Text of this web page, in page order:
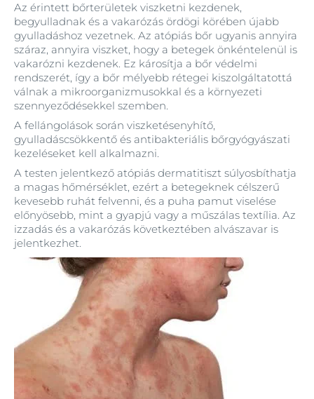
Az érintett bőrterületek viszketni kezdenek,
begyulladnak és a vakarózás ördögi körében újabb
gyulladáshoz vezetnek. Az atópiás bőr ugyanis annyira
száraz, annyira viszket, hogy a betegek önkéntelenül is
vakarózni kezdenek. Ez károsítja a bőr védelmi
rendszerét, így a bőr mélyebb rétegei kiszolgáltatottá
válnak a mikroorganizmusokkal és a környezeti
szennyeződésekkel szemben.
A fellángolások során viszketésenyhítő,
gyulladáscsökkentő és antibakteriális bőrgyógyászati
kezeléseket kell alkalmazni.
A testen jelentkező atópiás dermatitiszt súlyosbíthatja
a magas hőmérséklet, ezért a betegeknek célszerű
kevesebb ruhát felvenni, és a puha pamut viselése
előnyösebb, mint a gyapjú vagy a műszálas textília. Az
izzadás és a vakarózás következtében alvászavar is
jelentkezhet.